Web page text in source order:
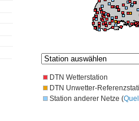
DTN Wetterstation
DTN Unwetter-
Station anderer Netze (